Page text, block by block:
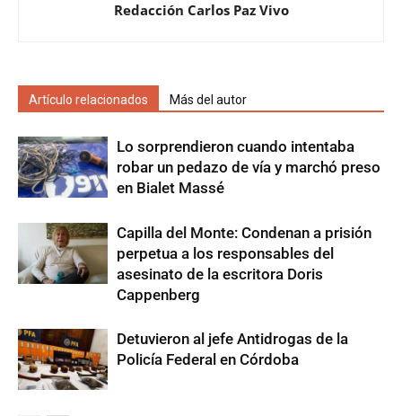
Redacción Carlos Paz Vivo
Artículo relacionados Más del autor
Lo sorprendieron cuando intentaba
robar un pedazo de vía y marchó preso
en Bialet Massé
Capilla del Monte: Condenan a prisión
perpetua a los responsables del
asesinato de la escritora Doris
Cappenberg
Detuvieron al jefe Antidrogas de la
Policía Federal en Córdoba